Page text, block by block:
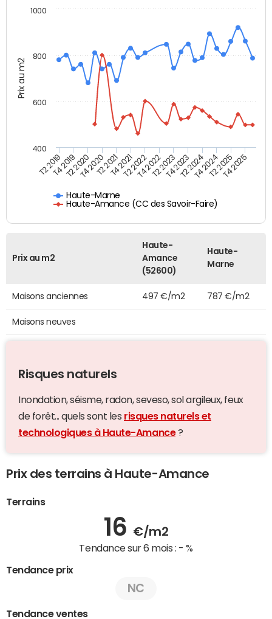
Prix au m2
Haute-Marne
Haute-Amance (CC des Savoir-Faire)
T2 2019T4 2019T2 2020T4 2020T2 2021T4 2021T2 2022T4 2022T2 2023T4 2023T2 2024T4 2024T2 2025T4 2025
400
600
800
1000
Prix au m2
Haute-
Amance
(52600)
Haute-
Marne
Maisons anciennes 497 €/m2 787 €/m2
Maisons neuves
Risques naturels
Inondation, séisme, radon, seveso, sol argileux, feux
de forêt... quels sont les risques naturels et
technologiques à Haute-Amance?
Prix des terrains à Haute-Amance
Terrains
16 €/m2
Tendance sur 6 mois : - %
Tendance prix
NC
Tendance ventes